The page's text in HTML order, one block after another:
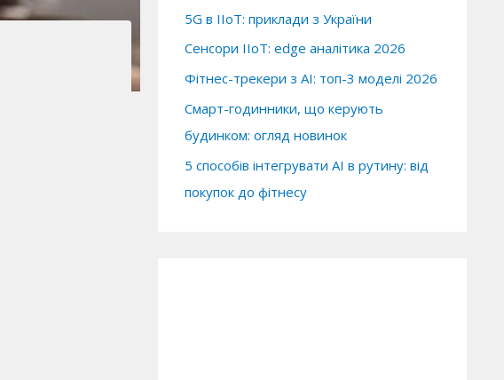
5G в IIoT: приклади з України
Сенсори IIoT: edge аналітика 2026
Фітнес-трекери з AI: топ-3 моделі 2026
Смарт-годинники, що керують
будинком: огляд новинок
5 способів інтегрувати AI в рутину: від
покупок до фітнесу